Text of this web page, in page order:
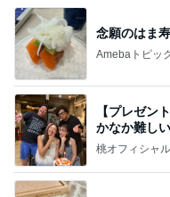
念願のはま
Amebaトピッ
【プレゼン
かなか難しい
桃オフィシャ